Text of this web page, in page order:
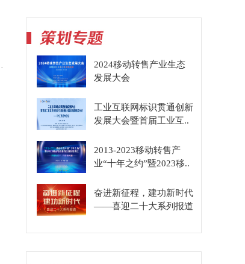
2024移动转售产业生态
发展大会
工业互联网标识贯通创新
发展大会暨首届工业互..
2013-2023移动转售产
业“十年之约”暨2023移..
奋进新征程，建功新时代
——喜迎二十大系列报道